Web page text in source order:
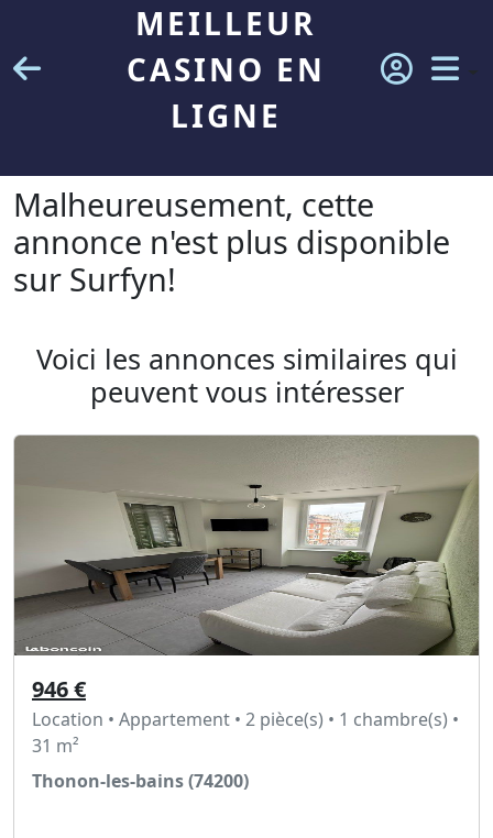
MEILLEUR
CASINO EN
LIGNE
Malheureusement, cette
annonce n'est plus disponible
sur Surfyn!
Voici les annonces similaires qui
peuvent vous intéresser
946 €
Location • Appartement • 2 pièce(s) • 1 chambre(s) •
31 m²
Thonon-les-bains (74200)